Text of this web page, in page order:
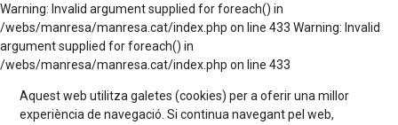
Warning: Invalid argument supplied for foreach() in
/webs/manresa/manresa.cat/index.php on line 433 Warning: Invalid
argument supplied for foreach() in
/webs/manresa/manresa.cat/index.php on line 433
Aquest web utilitza galetes (cookies) per a oferir una millor
experiència de navegació. Si continua navegant pel web,